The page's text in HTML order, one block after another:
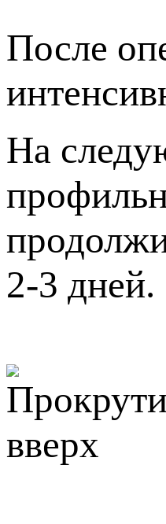
После
На
2-3 дней.